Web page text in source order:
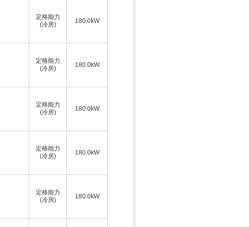
定格能力
(冷房)
180.0kW
定格能力
(冷房)
180.0kW
定格能力
(冷房)
180.0kW
定格能力
(冷房)
180.0kW
定格能力
(冷房)
180.0kW